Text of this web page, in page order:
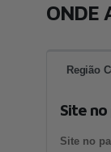
ONDE
Região
Site
Site no